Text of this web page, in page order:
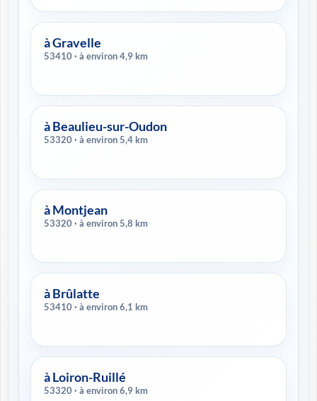
à Gravelle
53410 · à environ 4,9 km
à Beaulieu-sur-Oudon
53320 · à environ 5,4 km
à Montjean
53320 · à environ 5,8 km
à Brûlatte
53410 · à environ 6,1 km
à Loiron-Ruillé
53320 · à environ 6,9 km